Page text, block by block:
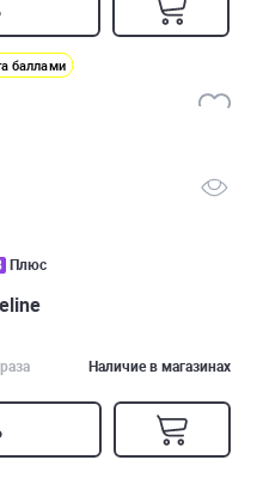
баллами
Плюс
Наличие в магазинах